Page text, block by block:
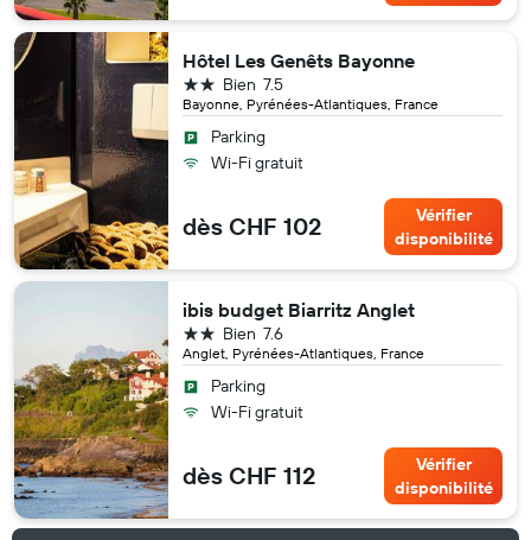
Hôtel Les Genêts Bayonne
Bayonne, Pyrénées-Atlantiques, France
7.5
Bien
2 étoiles
Parking
Wi-Fi gratuit
dès CHF 102
Vérifier
disponibilité
ibis budget Biarritz Anglet
Anglet, Pyrénées-Atlantiques, France
7.6
Bien
2 étoiles
Parking
Wi-Fi gratuit
dès CHF 112
Vérifier
disponibilité